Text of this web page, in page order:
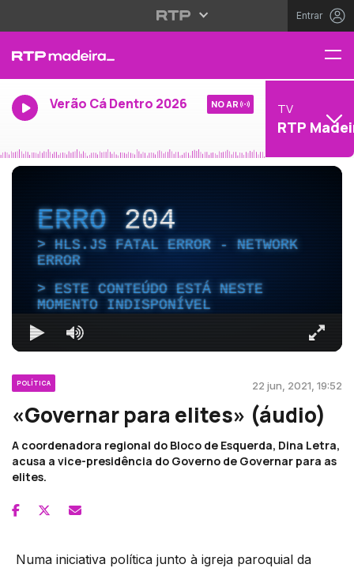
Entrar
Verão Cá Dentro 2026 NO AR TV
RTP
ERRO204
HLS.JS FATAL ERROR - NETWORK
ERROR
ESTE CONTEÚDO ESTÁ NESTE
MOMENTO INDISPONÍVEL
POLÍTICA 22 jun, 2021, 19:52
«Governar para elites» (áudio)
A coordenadora regional do Bloco de Esquerda, Dina Letra,
acusa a vice-presidência do Governo de Governar para as
elites.
Numa iniciativa política junto à igreja paroquial da